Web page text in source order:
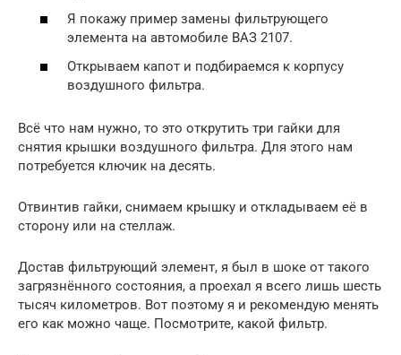
Я покажу пример замены фильтрующего
элемента на автомобиле ВАЗ 2107.
Открываем капот и подбираемся к корпусу
воздушного фильтра.
Всё что нам нужно, то это открутить три гайки для
снятия крышки воздушного фильтра. Для этого нам
потребуется ключик на десять.
Отвинтив гайки, снимаем крышку и откладываем её в
сторону или на стеллаж.
Достав фильтрующий элемент, я был в шоке от такого
загрязнённого состояния, а проехал я всего лишь шесть
тысяч километров. Вот поэтому я и рекомендую менять
его как можно чаще. Посмотрите, какой фильтр.